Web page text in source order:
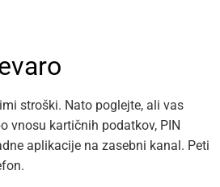
stroški. Nato poglejte, ali vas
vnosu kartičnih podatkov, PIN
aplikacije na zasebni kanal. Peti